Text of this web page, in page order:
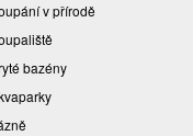
v přírodě
bazény